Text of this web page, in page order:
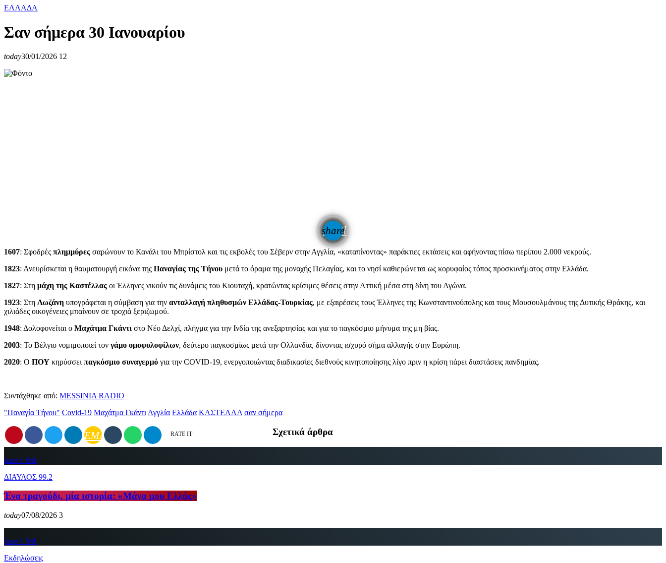
ΕΛΛΑΔΑ
Σαν σήμερα 30 Ιανουαρίου
today30/01/2026 12
share
email
1607: Σφοδρές πλημμύρες σαρώνουν το Κανάλι του Μπρίστολ και τις εκβολές του Σέβερν στην Αγγλία, «καταπίνοντας» παράκτιες εκτάσεις και αφήνοντας πίσω περίπου 2.000 νεκρούς.
1823: Ανευρίσκεται η θαυματουργή εικόνα της Παναγίας της Τήνου μετά το όραμα της μοναχής Πελαγίας, και το νησί καθιερώνεται ως κορυφαίος τόπος προσκυνήματος στην Ελλάδα.
1827: Στη μάχη της Καστέλλας οι Έλληνες νικούν τις δυνάμεις του Κιουταχή, κρατώντας κρίσιμες θέσεις στην Αττική μέσα στη δίνη του Αγώνα.
1923: Στη Λωζάνη υπογράφεται η σύμβαση για την ανταλλαγή πληθυσμών Ελλάδας-Τουρκίας, με εξαιρέσεις τους Έλληνες της Κωνσταντινούπολης και τους Μουσουλμάνους της Δυτικής Θράκης, και
χιλιάδες οικογένειες μπαίνουν σε τροχιά ξεριζωμού.
1948: Δολοφονείται ο Μαχάτμα Γκάντι στο Νέο Δελχί, πλήγμα για την Ινδία της ανεξαρτησίας και για το παγκόσμιο μήνυμα της μη βίας.
2003: Το Βέλγιο νομιμοποιεί τον γάμο ομοφυλοφίλων, δεύτερο παγκοσμίως μετά την Ολλανδία, δίνοντας ισχυρό σήμα αλλαγής στην Ευρώπη.
2020: Ο ΠΟΥ κηρύσσει παγκόσμιο συναγερμό για την COVID-19, ενεργοποιώντας διαδικασίες διεθνούς κινητοποίησης λίγο πριν η κρίση πάρει διαστάσεις πανδημίας.
Συντάχθηκε από: MESSINIA RADIO
"Παναγία Τήνου" Covid-19 Mαχάτμα Γκάντι Αγγλία Ελλάδα ΚΑΣΤΕΛΛΑ σαν σήμερα
EMAIL RATE IT Σχετικά άρθρα
insert_link
ΔΙΑΥΛΟΣ 99.2
Ένα τραγούδι, μία ιστορία: «Μάνα μου Ελλάς»
today07/08/2026 3
insert_link
Εκδηλώσεις